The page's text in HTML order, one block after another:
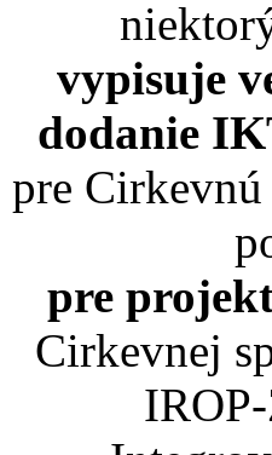
vypisuje
dodanie
pre
pre
Cirkevnej